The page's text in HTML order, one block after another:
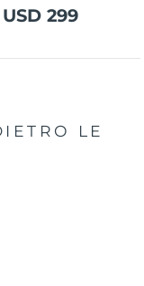
USD 299
LE